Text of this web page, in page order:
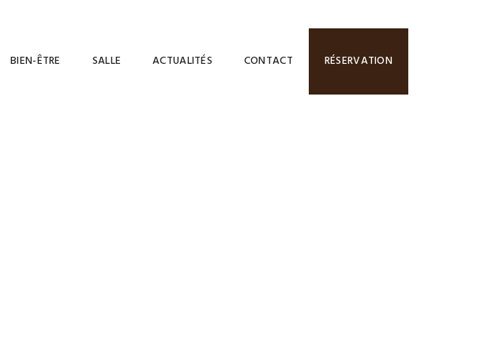
BIEN-ÊTRE SALLE ACTUALITÉS CONTACT RÉSERVATION